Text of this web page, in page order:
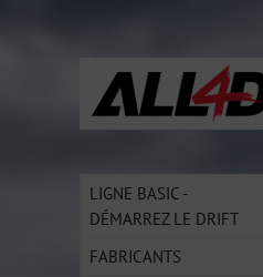
LIGNE BASIC -
DÉMARREZ LE DRIFT
FABRICANTS